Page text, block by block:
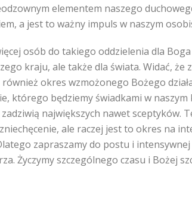
elementem naszego
a jest to ważny impuls w naszym
osób do takiego oddzielenia dla
kraju, ale także dla świata. Widać, że
okres wzmożonego Bożego
którego będziemy świadkami w
największych nawet sceptyków.
ale raczej jest to okres na
zapraszamy do postu i
Życzymy szczególnego czasu i Bożej